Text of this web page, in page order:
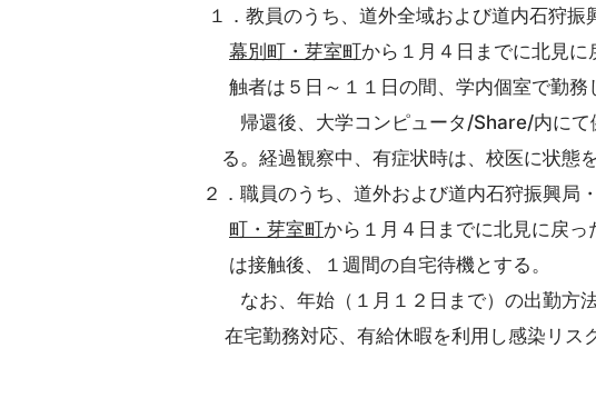
１．教員のうち、道外全域および道内石狩振
幕別町・芽室町から１月４日までに北見
触者は５日～１１日の間、学内個室で勤務
帰還後、大学コンピュータ/Share/内にて
る。経過観察中、有症状時は、校医に状態を
２．職員のうち、道外および道内石狩振興局
町・芽室町から１月４日までに北見に戻
は接触後、１週間の自宅待機とする。
なお、年始（１月１２日まで）の出勤方法
在宅勤務対応、有給休暇を利用し感染リスク